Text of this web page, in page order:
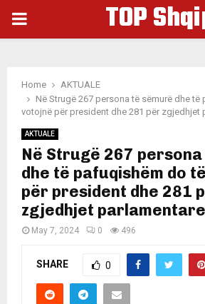
PRIMARY
TOP
Home
AKTUALE
Në Strugë 267 persona të sëmurë dhe
votojnë për president dhe 281 për zgjedhjet
AKTUALE
Në Strugë 267
dhe të pafuqishëm do
për president dhe 281
zgjedhjet parlamentare
May 7, 2024 0 496
SHARE 0